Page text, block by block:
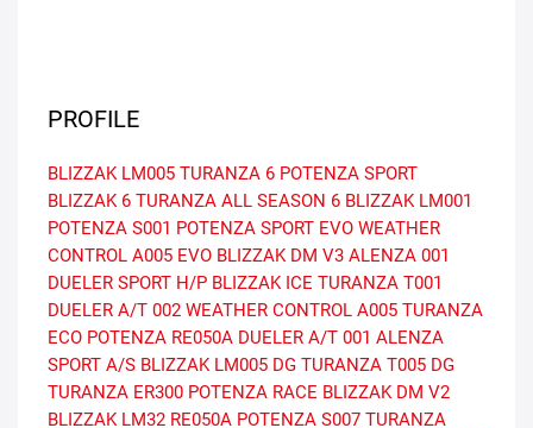
PROFILE
BLIZZAK LM005 TURANZA 6 POTENZA SPORT
BLIZZAK 6 TURANZA ALL SEASON 6 BLIZZAK LM001
POTENZA S001 POTENZA SPORT EVO WEATHER
CONTROL A005 EVO BLIZZAK DM V3 ALENZA 001
DUELER SPORT H/P BLIZZAK ICE TURANZA T001
DUELER A/T 002 WEATHER CONTROL A005 TURANZA
ECO POTENZA RE050A DUELER A/T 001 ALENZA
SPORT A/S BLIZZAK LM005 DG TURANZA T005 DG
TURANZA ER300 POTENZA RACE BLIZZAK DM V2
BLIZZAK LM32 RE050A POTENZA S007 TURANZA